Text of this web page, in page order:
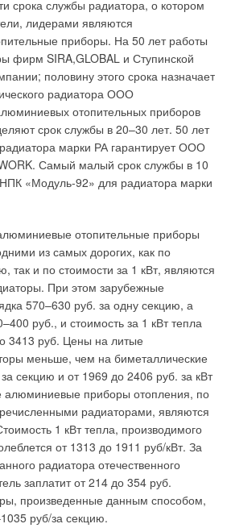
срока службы радиатора, о котором
лидерами являются
приборы. На 50 лет работы
фирм SIRA,GLOBAL и Ступинской
половину этого срока назначает
радиатора ООО
отопительных приборов
срок службы в 20–30 лет. 50 лет
марки РА гарантирует ООО
Самый малый срок службы в 10
«Модуль-92» для радиатора марки
отопительные приборы
из самых дорогих, как по
так и по стоимости за 1 кВт, являются
При этом зарубежные
570–630 руб. за одну секцию, а
руб., и стоимость за 1 кВт тепла
3413 руб. Цены на литые
меньше, чем на биметаллические
секцию и от 1969 до 2406 руб. за кВт
алюминиевые приборы отопления, по
радиаторами, являются
1 кВт тепла, производимого
от 1313 до 1911 руб/кВт. За
радиатора отечественного
заплатит от 214 до 354 руб.
произведенные данным способом,
руб/за секцию.